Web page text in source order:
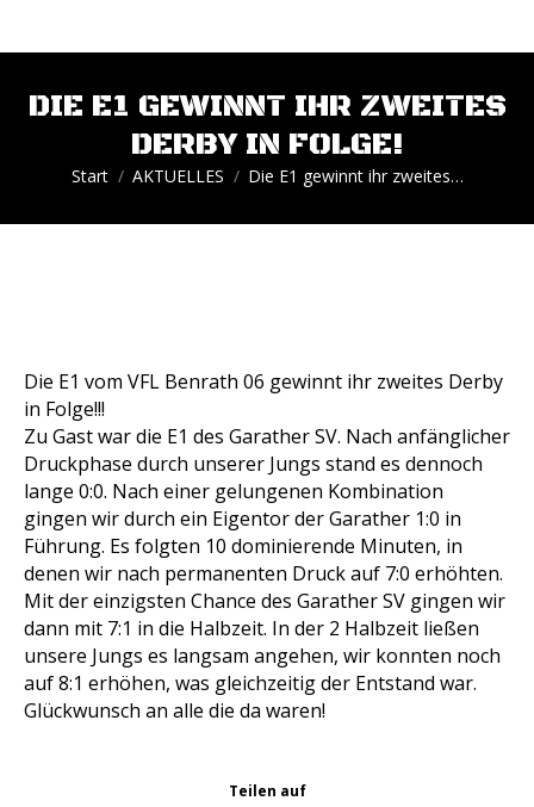
DIE E1 GEWINNT IHR ZWEITES
DERBY IN FOLGE!
Sie befinden sich hier:
Start AKTUELLES Die E1 gewinnt ihr zweites…
Die E1 vom VFL Benrath 06 gewinnt ihr zweites Derby
in Folge!!!
Zu Gast war die E1 des Garather SV. Nach anfänglicher
Druckphase durch unserer Jungs stand es dennoch
lange 0:0. Nach einer gelungenen Kombination
gingen wir durch ein Eigentor der Garather 1:0 in
Führung. Es folgten 10 dominierende Minuten, in
denen wir nach permanenten Druck auf 7:0 erhöhten.
Mit der einzigsten Chance des Garather SV gingen wir
dann mit 7:1 in die Halbzeit. In der 2 Halbzeit ließen
unsere Jungs es langsam angehen, wir konnten noch
auf 8:1 erhöhen, was gleichzeitig der Entstand war.
Glückwunsch an alle die da waren!
Teilen auf